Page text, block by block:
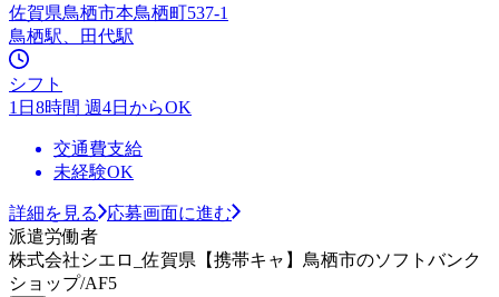
佐賀県鳥栖市本鳥栖町537-1
鳥栖駅、田代駅
シフト
1日8時間 週4日からOK
交通費支給
未経験OK
詳細を見る
応募画面に進む
派遣労働者
株式会社シエロ_佐賀県【携帯キャ】鳥栖市のソフトバンク
ショップ/AF5